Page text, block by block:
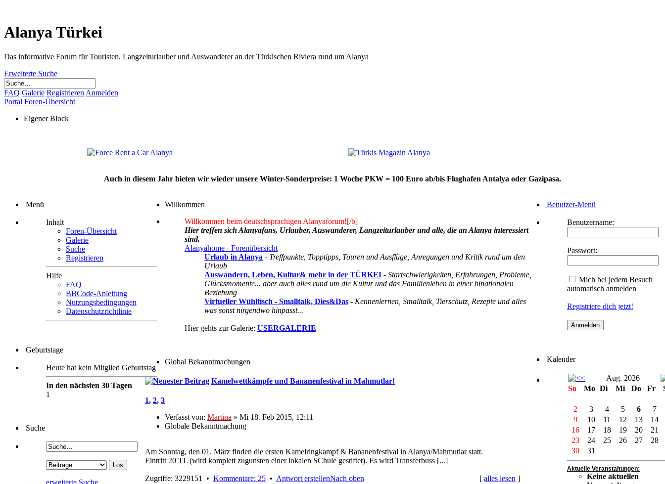
Alanya Türkei
Das informative Forum für Touristen, Langzeiturlauber und Auswanderer an der Türkischen Riviera rund um Alanya
Erweiterte Suche
FAQ Galerie Registrieren Anmelden
Portal Foren-Übersicht
Eigener Block
Auch in diesem Jahr bieten wir wieder unsere Winter-Sonderpreise: 1 Woche PKW = 100 Euro ab/bis Flughafen Antalya oder Gazipasa.
Menü
Inhalt
Foren-Übersicht
Galerie
Suche
Registrieren
Hilfe
FAQ
BBCode-Anleitung
Nutzungsbedingungen
Datenschutzrichtlinie
Geburtstage
Heute hat kein Mitglied Geburtstag
In den nächsten 30 Tagen
1
Suche
erweiterte Suche
Willkommen
Willkommen beim deutschsprachigen Alanyaforum![/b]
Hier treffen sich Alanyafans, Urlauber, Auswanderer, Langzeiturlauber und alle, die an Alanya interessiert
sind.
Alanyahome - Forenübersicht
Urlaub in Alanya - Treffpunkte, Topptipps, Touren und Ausflüge, Anregungen und Kritik rund um den
Urlaub
Auswandern, Leben, Kultur& mehr in der TÜRKEI - Startschwierigkeiten, Erfahrungen, Probleme,
Glücksmomente... aber auch alles rund um die Kultur und das Familienleben in einer binationalen
Beziehung
Virtueller Wühltisch - Smalltalk, Dies&Das - Kennenlernen, Smalltalk, Tierschutz, Rezepte und alles
was sonst nirgendwo hinpasst...
Hier gehts zur Galerie: USERGALERIE
Global Bekanntmachungen
Kamelwettkämpfe und Bananenfestival in Mahmutlar!
1, 2, 3
Verfasst von: Martina » Mi 18. Feb 2015, 12:11
Globale Bekanntmachung
Am Sonntag, den 01. März finden die ersten Kamelringkampf & Bananenfestival in Alanya/Mahmutlar statt.
Eintritt 20 TL (wird komplett zugunsten einer lokalen SChule gestiftet). Es wird Transferbuss [...]
Zugriffe: 3229151 • Kommentare: 25 • Antwort erstellen [ alles lesen ]
Nach oben
Benutzer-Menü
Benutzername:
Passwort:
Mich bei jedem Besuch
automatisch anmelden
Registriere dich jetzt!
Kalender
Aug. 2026
So
Mo Di Mi Do Fr
2 3 4 5 6
7
9
10 11 12 13
14
16
17 18 19 20
21
23
24 25 26 27
28
30
31
Aktuelle Veranstaltungen:
Keine aktuellen